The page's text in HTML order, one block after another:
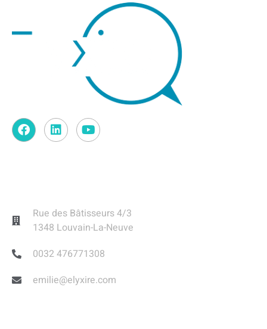
Rue des Bâtisseurs 4/3
1348 Louvain-La-Neuve
0032 476771308
emilie@elyxire.com